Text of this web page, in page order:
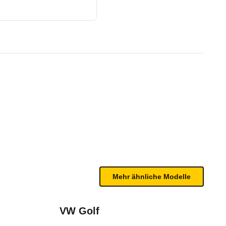
Fahrzeug.
sind, entnehmen Sie bitte dem Rückruf, da
VW Golf
Mehr ähnliche Modelle